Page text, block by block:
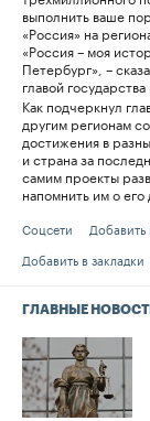
выполнить ваше
«Россия» на
«Россия – моя
Петербург», –
главой
Как подчеркнул
другим регионам
достижения в
и страна за
самим проекты
напомнить им о его
Соцсети Добавить
Добавить в закладки
ГЛАВНЫЕ